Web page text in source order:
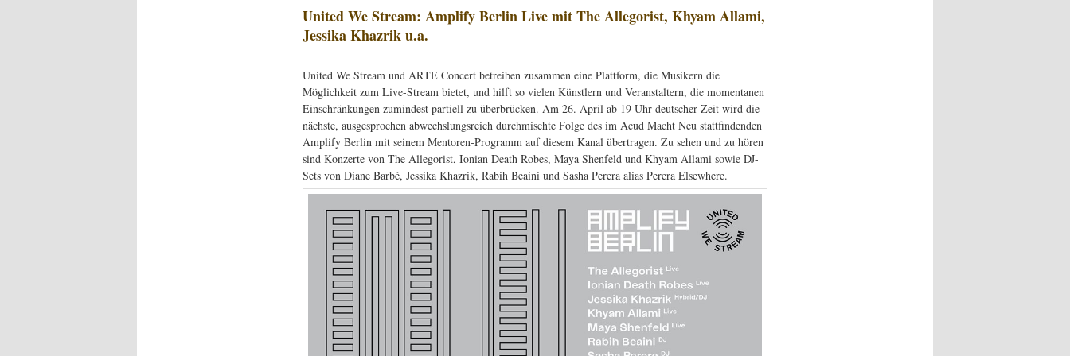
United We Stream: Amplify Berlin Live mit The Allegorist, Khyam Allami,
Jessika Khazrik u.a.
United We Stream und ARTE Concert betreiben zusammen eine Plattform, die Musikern die
Möglichkeit zum Live-Stream bietet, und hilft so vielen Künstlern und Veranstaltern, die momentanen
Einschränkungen zumindest partiell zu überbrücken. Am 26. April ab 19 Uhr deutscher Zeit wird die
nächste, ausgesprochen abwechslungsreich durchmischte Folge des im Acud Macht Neu stattfindenden
Amplify Berlin mit seinem Mentoren-Programm auf diesem Kanal übertragen. Zu sehen und zu hören
sind Konzerte von The Allegorist, Ionian Death Robes, Maya Shenfeld und Khyam Allami sowie DJ-
Sets von Diane Barbé, Jessika Khazrik, Rabih Beaini und Sasha Perera alias Perera Elsewhere.